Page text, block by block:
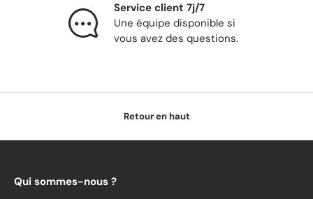
Service client 7j/7
Une équipe disponible si
vous avez des questions.
Retour en haut
Qui sommes-nous ?